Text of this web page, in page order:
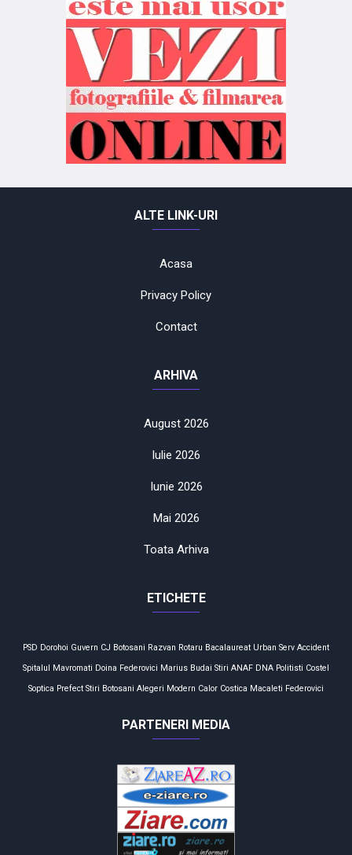
ALTE LINK-URI
Acasa
Privacy Policy
Contact
ARHIVA
August 2026
Iulie 2026
Iunie 2026
Mai 2026
Toata Arhiva
ETICHETE
PSD Dorohoi Guvern CJ Botosani Razvan Rotaru Bacalaureat Urban Serv Accident
Spitalul Mavromati Doina Federovici Marius Budai Stiri ANAF DNA Politisti Costel
Soptica Prefect Stiri Botosani Alegeri Modern Calor Costica Macaleti Federovici
PARTENERI MEDIA